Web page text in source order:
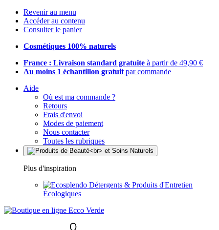
Revenir au menu
Accéder au contenu
Consulter le panier
Cosmétiques 100% naturels
France : Livraison standard gratuite à partir de 49,90 €
Au moins 1 échantillon gratuit par commande
Aide
Où est ma commande ?
Retours
Frais d'envoi
Modes de paiement
Nous contacter
Toutes les rubriques
Plus d'inspiration
Détergents & Produits d'Entretien
Écologiques